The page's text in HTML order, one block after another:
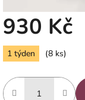
930 Kč
Měrná
cena:
1 týden (8 ks)